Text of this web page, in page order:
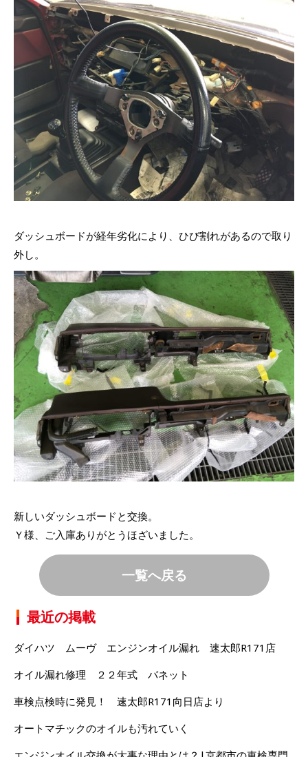
ダッシュボードが経年劣化により、ひび割れがあるので取り
外し。
新しいダッシュボードと交換。
Ｙ様、ご入庫ありがとうほざいました。
一覧へ戻る
最近の掲載
ダイハツ ムーヴ エンジンオイル漏れ 速太郎R171店
オイル漏れ修理 ２２年式 バネット
車検点検時に発見！ 速太郎R171向日店より
オートマチックのオイルも汚れていく